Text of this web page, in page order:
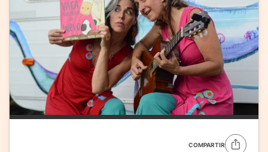
COMPARTIR